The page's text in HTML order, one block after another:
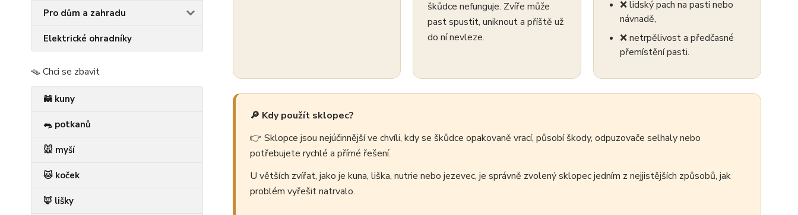
Pro dům a zahradu
Elektrické ohradníky
🪤 Chci se zbavit
🦝 kuny
🐀 potkanů
🐭 myší
🐱 koček
🦊 lišky
škůdce nefunguje. Zvíře může
past spustit, uniknout a příště už
do ní nevleze.
❌ lidský pach na pasti nebo
návnadě,
❌ netrpělivost a předčasné
přemístění pasti.
🔎 Kdy použít sklopec?
👉 Sklopce jsou nejúčinnější ve chvíli, kdy se škůdce opakovaně vrací, působí škody, odpuzovače selhaly nebo
potřebujete rychlé a přímé řešení.
U větších zvířat, jako je kuna, liška, nutrie nebo jezevec, je správně zvolený sklopec jedním z nejjistějších způsobů, jak
problém vyřešit natrvalo.